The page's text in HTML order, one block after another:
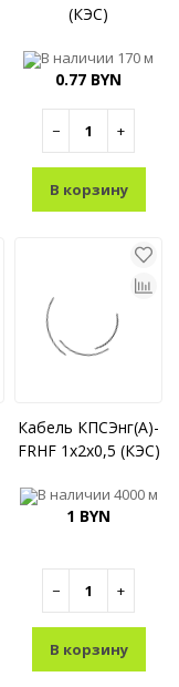
(КЭС)
В наличии 170 м
0.77 BYN
− +
В корзину
Кабель КПСЭнг(A)-
FRHF 1x2x0,5 (КЭС)
В наличии 4000 м
1 BYN
− +
В корзину